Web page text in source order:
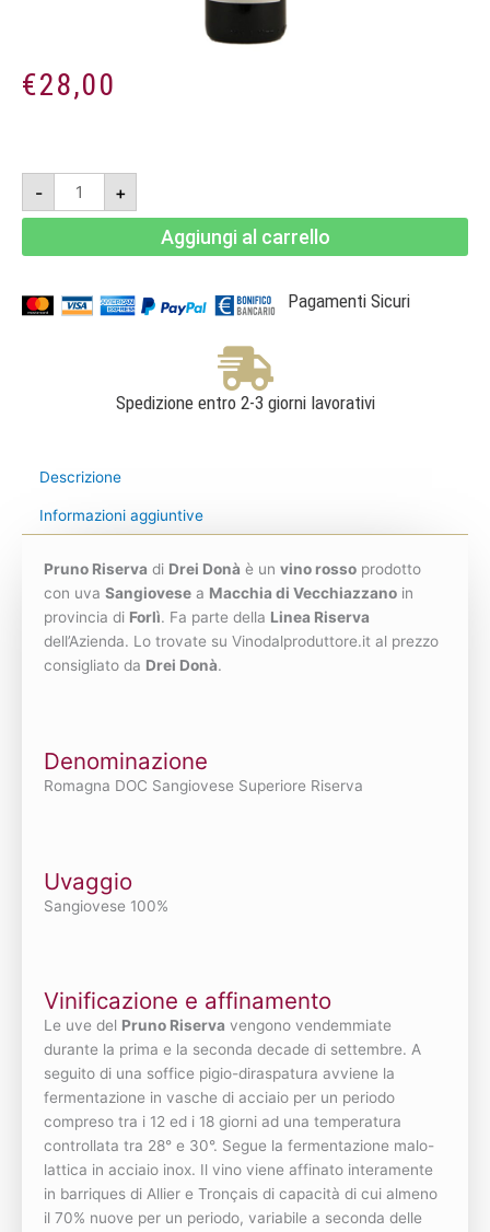
€28,00
-
Pruno
Riserva
2018
-
Drei
Donà
+
Aggiungi al carrello
Pagamenti Sicuri
Spedizione entro 2-3 giorni lavorativi
Descrizione
Informazioni aggiuntive
Pruno Riserva di Drei Donà è un vino rosso prodotto
con uva Sangiovese a Macchia di Vecchiazzano in
provincia di Forlì. Fa parte della Linea Riserva
dell’Azienda. Lo trovate su Vinodalproduttore.it al prezzo
consigliato da Drei Donà.
Denominazione
Romagna DOC Sangiovese Superiore Riserva
Uvaggio
Sangiovese 100%
Vinificazione e affinamento
Le uve del Pruno Riserva vengono vendemmiate
durante la prima e la seconda decade di settembre. A
seguito di una soffice pigio-diraspatura avviene la
fermentazione in vasche di acciaio per un periodo
compreso tra i 12 ed i 18 giorni ad una temperatura
controllata tra 28° e 30°. Segue la fermentazione malo-
lattica in acciaio inox. Il vino viene affinato interamente
in barriques di Allier e Tronçais di capacità di cui almeno
il 70% nuove per un periodo, variabile a seconda delle